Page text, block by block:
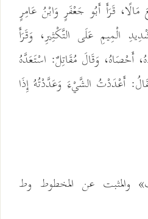
قَرَأَ أَبُو جَعْفَرٍ وَابْنُ عَامِرٍ
الْمِيمِ عَلَى التَّكْثِيرِ، وَقَرَأَ
أَحْصَاهُ، وَقَالَ مُقَاتِلٌ: اسْتَعَدَّهُ
أَعْدَدْتُ الشَّيْءَ وَعَدَّدْتُهُ إِذَا
والمثبت عن المخطوط وط